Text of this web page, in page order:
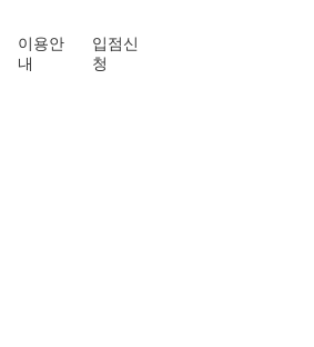
이용안
내
입점신
청